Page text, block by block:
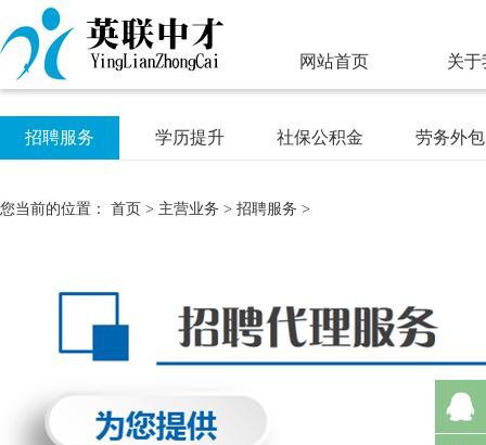
网站首页 关于
招聘服务 学历提升 社保公积金 劳务外包
您当前的位置： 首页 > 主营业务 > 招聘服务 >